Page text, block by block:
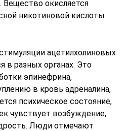
Вещество окисляется
никотиновой кислоты
ацетилхолиновых
в разных органах. Это
эпинефрина,
в кровь адреналина,
психическое состояние,
чувствует возбуждение,
Люди отмечают